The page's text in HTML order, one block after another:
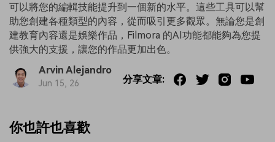
可以將您的編輯技能提升到一個新的水平。這些工具可以幫
助您創建各種類型的內容，從而吸引更多觀眾。無論您是創
建教育內容還是娛樂作品，Filmora 的AI功能都能夠為您提
供強大的支援，讓您的作品更加出色。
Arvin Alejandro
Jun 15, 26 分享文章:
你也許也喜歡